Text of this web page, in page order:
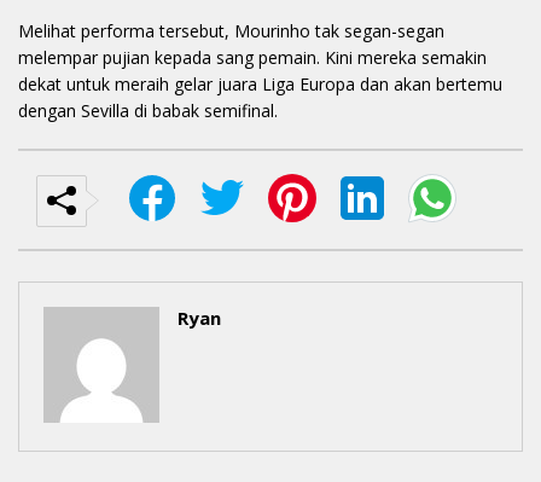
Melihat performa tersebut, Mourinho tak segan-segan
melempar pujian kepada sang pemain. Kini mereka semakin
dekat untuk meraih gelar juara Liga Europa dan akan bertemu
dengan Sevilla di babak semifinal.
Ryan